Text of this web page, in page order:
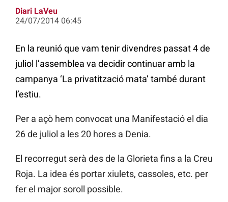
Diari LaVeu
24/07/2014 06:45
En la reunió que vam tenir divendres passat 4 de
juliol l’assemblea va decidir continuar amb la
campanya ‘La privatització mata’ també durant
l’estiu.
Per a açò hem convocat una Manifestació el dia
26 de juliol a les 20 hores a Denia.
El recorregut serà des de la Glorieta fins a la Creu
Roja. La idea és portar xiulets, cassoles, etc. per
fer el major soroll possible.